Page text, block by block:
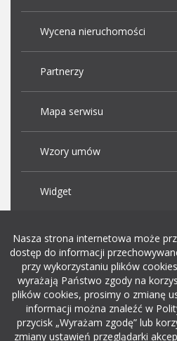
Wycena nieruchomości
Partnerzy
Mapa serwisu
Wzory umów
Widget
Dodaj ogłoszenie o pracę
rekrutacja w it
Nasza strona internetowa może
dostęp do informacji
przy wykorzystaniu plików
wyrażają Państwo zgody na
plików cookies, prosimy o zmianę
informacji można znaleźć w
przycisk „Wyrażam zgodę” lub
zmiany ustawień przeglądarki